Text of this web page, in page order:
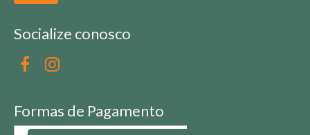
Socialize conosco
Formas de Pagamento